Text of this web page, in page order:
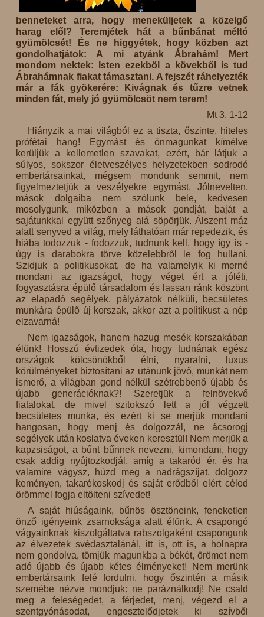
benneteket arra, hogy meneküljetek a közelgő
harag elől? Teremjétek hát a bűnbánat méltó
gyümölcsét! És ne higgyétek, hogy közben azt
gondolhatjátok: A mi atyánk Ábrahám! Mert
mondom nektek: Isten ezekből a kövekből is tud
Ábrahámnak fiakat támasztani. A fejszét ráhelyezték
már a fák gyökerére: Kivágnak és tűzre vetnek
minden fát, mely jó gyümölcsöt nem terem!
Mt 3, 1-12
Hiányzik a mai világból ez a tiszta, őszinte, hiteles
prófétai hang! Egymást és önmagunkat kímélve
kerüljük a kellemetlen szavakat, ezért, bár látjuk a
súlyos, sokszor életveszélyes helyzetekben sodrodó
embertársainkat, mégsem mondunk semmit, nem
figyelmeztetjük a veszélyekre egymást. Jólnevelten,
mások dolgaiba nem szólunk bele, kedvesen
mosolygunk, miközben a mások gondját, baját a
sajátunkkal együtt szőnyeg alá söpörjük. Álszent máz
alatt senyved a világ, mely láthatóan már repedezik, és
hiába todozzuk - fodozzuk, tudnunk kell, hogy így is -
úgy is darabokra törve közelebbről le fog hullani.
Szidjuk a politikusokat, de ha valamelyik ki merné
mondani az igazságot, hogy véget ért a jóléti,
fogyasztásra épülő társadalom és lassan ránk köszönt
az elapadó segélyek, pályázatok nélküli, becsületes
munkára épülő új korszak, akkor azt a politikust a nép
elzavarná!
Nem igazságok, hanem hazug mesék korszakában
élünk! Hosszú évtizedek óta, hogy tudnának egész
országok kölcsönökből élni, nyaralni, luxus
körülményeket biztosítani az utánunk jövő, munkát nem
ismerő, a világban gond nélkül szétrebbenő újabb és
újabb generációknak?! Szeretjük a felnövekvő
fiatalokat, de mivel szitokszó lett a jól végzett
becsületes munka, és ezért ki se merjük mondani
hangosan, hogy menj és dolgozzál, ne ácsorogj
segélyek után koslatva éveken keresztül! Nem merjük a
kapzsiságot, a bűnt bűnnek nevezni, kimondani, hogy
csak addig nyújtozkodjál, amíg a takaród ér, és ha
valamire vágysz, húzd meg a nadrágszíjat, dolgozz
keményen, takarékoskodj és saját erődből elért célod
örömmel fogja eltölteni szívedet!
A saját hiúságaink, bűnös ösztöneink, feneketlen
önző igényeink zsarnoksága alatt élünk. A csapongó
vágyainknak kiszolgáltatva rabszolgaként csapongunk
az élvezetek svédasztalánál, itt is, ott is, a holnapra
nem gondolva, tömjük magunkba a békét, örömet nem
adó újabb és újabb kétes élményeket! Nem merünk
embertársaink felé fordulni, hogy őszintén a másik
szemébe nézve mondjuk: ne paráználkodj! Ne csald
meg a feleségedet, a férjedet, menj, végezd el a
szentgyónásodat, engesztelődjetek ki szívből